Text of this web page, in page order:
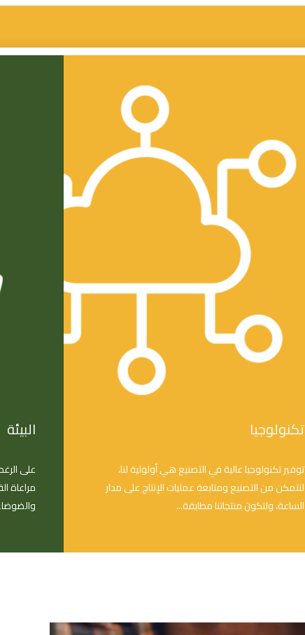
قصة الشركة
الإدارة
مجلس الإدارة
الإدارة التنفيذية
التقارير السنوية
ملحقات
أسئلة شائعة
تكنولوجيا
توفير تكنولوجيا عالية في التصنيع هي أولولية لنا،
لنتمكن من التصنيع ومتابعة عمليات الإنتاج على مدار
الساعة، ولتكون منتجاتنا مطابقة...
البيئة
على
مراعاة